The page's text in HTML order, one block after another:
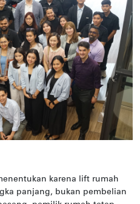
karena lift rumah
panjang, bukan pembelian